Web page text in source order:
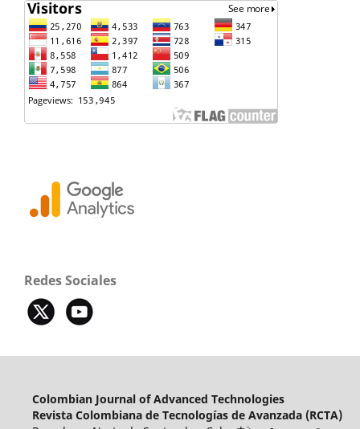
Redes Sociales
Colombian Journal of Advanced Technologies
Revista Colombiana de Tecnologías de Avanzada (RCTA)